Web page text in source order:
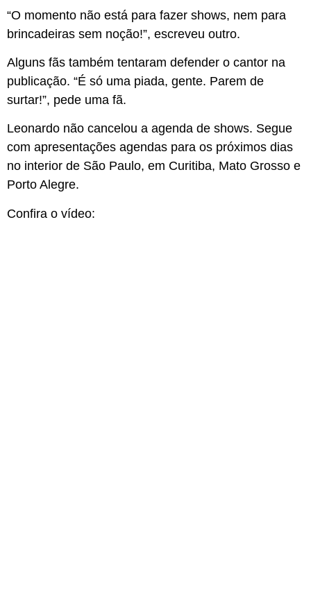
“O momento não está para fazer shows, nem para
brincadeiras sem noção!”, escreveu outro.
Alguns fãs também tentaram defender o cantor na
publicação. “É só uma piada, gente. Parem de
surtar!”, pede uma fã.
Leonardo não cancelou a agenda de shows. Segue
com apresentações agendas para os próximos dias
no interior de São Paulo, em Curitiba, Mato Grosso e
Porto Alegre.
Confira o vídeo: